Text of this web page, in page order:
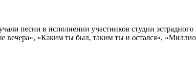
песни в исполнении участников студии
«Каким ты был, таким ты и остался»,